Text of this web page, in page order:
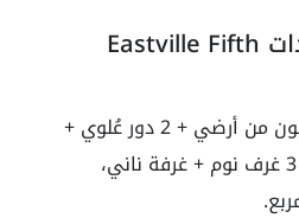
مساحات وأنواع وحدات Eastville Fifth
تاون هاوس A يتكون من أرضي + 2 دور عُلوي +
بنتهاوس، يحتوي على 3 غرف نوم + غرفة ناني،